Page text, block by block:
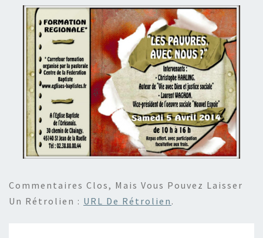
Commentaires Clos, Mais Vous Pouvez Laisser
Un Rétrolien : URL De Rétrolien .